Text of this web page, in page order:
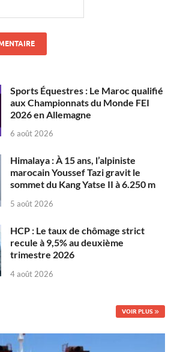
Sports Équestres : Le Maroc qualifié
aux Championnats du Monde FEI
2026 en Allemagne
6 août 2026
Himalaya : À 15 ans, l’alpiniste
marocain Youssef Tazi gravit le
sommet du Kang Yatse II à 6.250 m
5 août 2026
HCP : Le taux de chômage strict
recule à 9,5% au deuxième
trimestre 2026
4 août 2026
VOIR PLUS